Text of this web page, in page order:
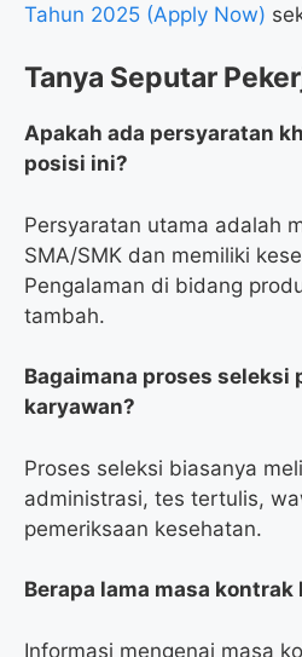
Tahun 2025 (Apply Now)
Tanya Seputar
Apakah ada persyaratan
posisi ini?
Persyaratan utama adalah
SMA/SMK dan memiliki
Pengalaman di bidang
tambah.
Bagaimana proses seleksi
karyawan?
Proses seleksi biasanya
administrasi, tes tertulis,
pemeriksaan kesehatan.
Berapa lama masa kontrak
Informasi mengenai masa